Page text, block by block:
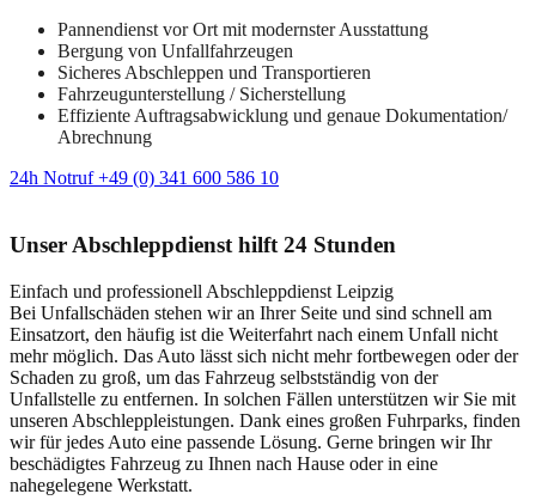
Pannendienst vor Ort mit modernster Ausstattung
Bergung von Unfallfahrzeugen
Sicheres Abschleppen und Transportieren
Fahrzeugunterstellung / Sicherstellung
Effiziente Auftragsabwicklung und genaue Dokumentation/
Abrechnung
24h Notruf +49 (0) 341 600 586 10
Unser Abschleppdienst hilft 24 Stunden
Einfach und professionell Abschleppdienst Leipzig
Bei Unfallschäden stehen wir an Ihrer Seite und sind schnell am
Einsatzort, den häufig ist die Weiterfahrt nach einem Unfall nicht
mehr möglich. Das Auto lässt sich nicht mehr fortbewegen oder der
Schaden zu groß, um das Fahrzeug selbstständig von der
Unfallstelle zu entfernen. In solchen Fällen unterstützen wir Sie mit
unseren Abschleppleistungen. Dank eines großen Fuhrparks, finden
wir für jedes Auto eine passende Lösung. Gerne bringen wir Ihr
beschädigtes Fahrzeug zu Ihnen nach Hause oder in eine
nahegelegene Werkstatt.